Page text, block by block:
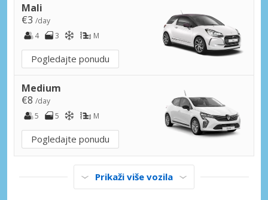
Mali
€3 /day
4
3 M
Pogledajte ponudu
Medium
€8 /day
5
5 M
Pogledajte ponudu
Prikaži više vozila